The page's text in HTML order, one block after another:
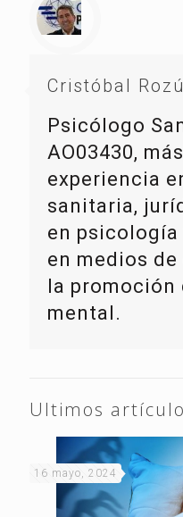
Cristóbal
Psicólogo
AO03430,
experiencia
sanitaria,
en
en medios
la promoción
mental.
Ultimos
16 mayo, 2024